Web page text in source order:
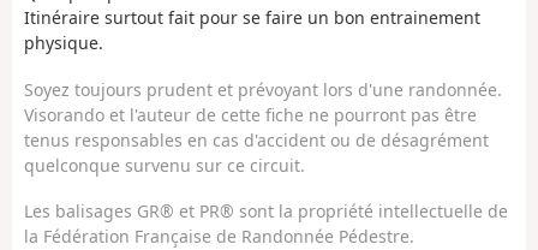
Itinéraire surtout fait pour se faire un bon entrainement
physique.
Soyez toujours prudent et prévoyant lors d'une randonnée.
Visorando et l'auteur de cette fiche ne pourront pas être
tenus responsables en cas d'accident ou de désagrément
quelconque survenu sur ce circuit.
Les balisages GR® et PR® sont la propriété intellectuelle de
la Fédération Française de Randonnée Pédestre.